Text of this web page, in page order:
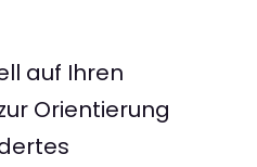
auf Ihren
Orientierung